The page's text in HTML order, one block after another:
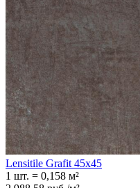
Lensitile Grafit 45x45
1 шт. = 0,158 м²